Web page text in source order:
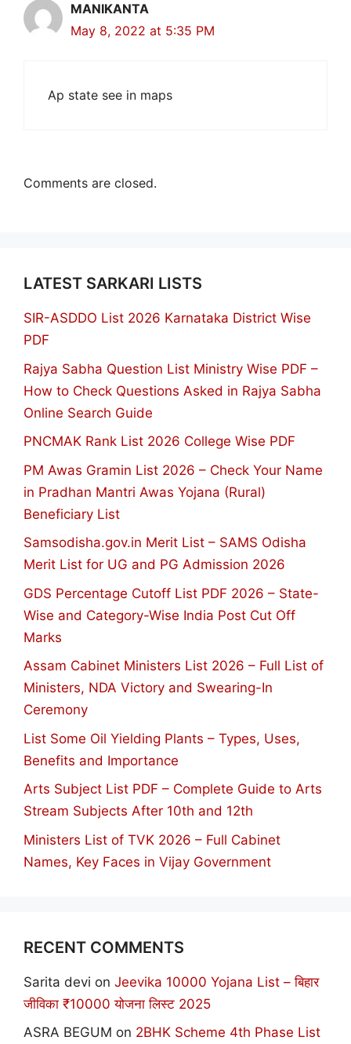
MANIKANTA
May 8, 2022 at 5:35 PM
Ap state see in maps
Comments are closed.
LATEST SARKARI LISTS
SIR-ASDDO List 2026 Karnataka District Wise
PDF
Rajya Sabha Question List Ministry Wise PDF –
How to Check Questions Asked in Rajya Sabha
Online Search Guide
PNCMAK Rank List 2026 College Wise PDF
PM Awas Gramin List 2026 – Check Your Name
in Pradhan Mantri Awas Yojana (Rural)
Beneficiary List
Samsodisha.gov.in Merit List – SAMS Odisha
Merit List for UG and PG Admission 2026
GDS Percentage Cutoff List PDF 2026 – State-
Wise and Category-Wise India Post Cut Off
Marks
Assam Cabinet Ministers List 2026 – Full List of
Ministers, NDA Victory and Swearing-In
Ceremony
List Some Oil Yielding Plants – Types, Uses,
Benefits and Importance
Arts Subject List PDF – Complete Guide to Arts
Stream Subjects After 10th and 12th
Ministers List of TVK 2026 – Full Cabinet
Names, Key Faces in Vijay Government
RECENT COMMENTS
Sarita devi on Jeevika 10000 Yojana List – बिहार
जीविका ₹10000 योजना लिस्ट 2025
ASRA BEGUM on 2BHK Scheme 4th Phase List